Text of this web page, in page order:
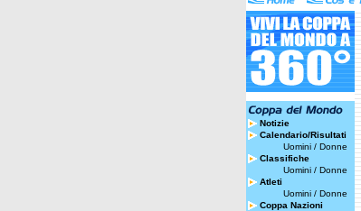
Notizie
Calendario/Risultati
Uomini / Donne
Classifiche
Uomini / Donne
Atleti
Uomini / Donne
Coppa Nazioni